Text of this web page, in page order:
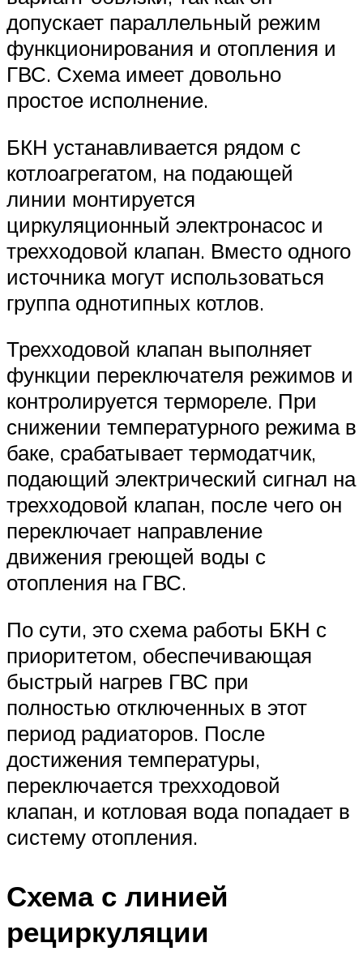
допускает параллельный режим
функционирования и отопления и
ГВС. Схема имеет довольно
простое исполнение.
БКН устанавливается рядом с
котлоагрегатом, на подающей
линии монтируется
циркуляционный электронасос и
трехходовой клапан. Вместо одного
источника могут использоваться
группа однотипных котлов.
Трехходовой клапан выполняет
функции переключателя режимов и
контролируется термореле. При
снижении температурного режима в
баке, срабатывает термодатчик,
подающий электрический сигнал на
трехходовой клапан, после чего он
переключает направление
движения греющей воды с
отопления на ГВС.
По сути, это схема работы БКН с
приоритетом, обеспечивающая
быстрый нагрев ГВС при
полностью отключенных в этот
период радиаторов. После
достижения температуры,
переключается трехходовой
клапан, и котловая вода попадает в
систему отопления.
Схема с линией
рециркуляции